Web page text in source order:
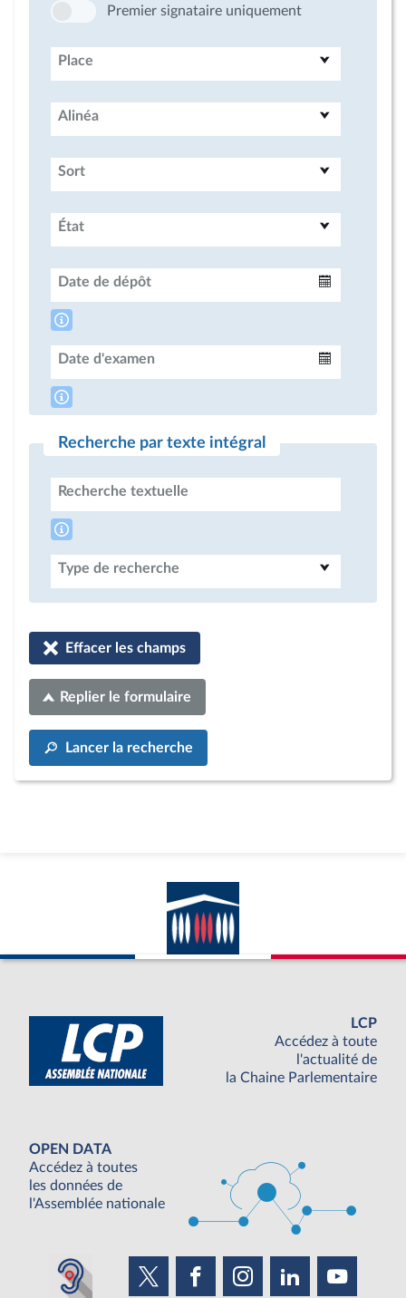
Premier signataire uniquement
Place
Alinéa
Sort
État
Date de dépôt
Date d'examen
Recherche par texte intégral
Recherche textuelle
Type de recherche
Effacer les champs
Replier le formulaire
Lancer la recherche
LCP
Accédez à toute
l'actualité de
la Chaine Parlementaire
OPEN DATA
Accédez à toutes
les données de
l'Assemblée nationale